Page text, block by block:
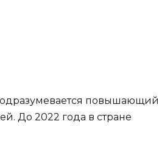
повышающий
До 2022 года в стране